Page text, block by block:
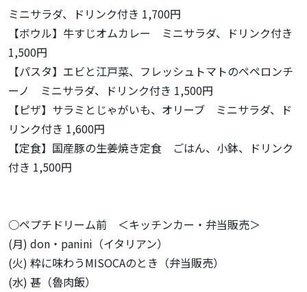
ミニサラダ、ドリンク付き 1,700円
【ボウル】牛すじオムカレー ミニサラダ、ドリンク付き
1,500円
【パスタ】エビと江戸菜、フレッシュトマトのペペロンチ
ーノ ミニサラダ、ドリンク付き 1,500円
【ピザ】サラミとじゃがいも、オリーブ ミニサラダ、ド
リンク付き 1,600円
【定食】国産豚の生姜焼き定食 ごはん、小鉢、ドリンク
付き 1,500円
○ペプチドリーム前 ＜キッチンカー・弁当販売＞
(月) don・panini（イタリアン）
(火) 粋に味わうMISOCAのとき（弁当販売）
(水) 甚（魯肉飯）